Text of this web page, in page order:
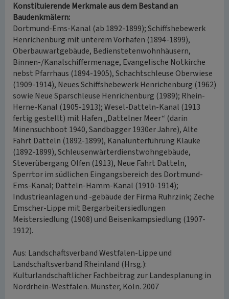
Konstituierende Merkmale aus dem Bestand an
Baudenkmälern:
Dortmund-Ems-Kanal (ab 1892-1899); Schiffshebewerk
Henrichenburg mit unterem Vorhafen (1894-1899),
Oberbauwartgebäude, Bedienstetenwohnhäusern,
Binnen-/Kanalschiffermenage, Evangelische Notkirche
nebst Pfarrhaus (1894-1905), Schachtschleuse Oberwiese
(1909-1914), Neues Schiffshebewerk Henrichenburg (1962)
sowie Neue Sparschleuse Henrichenburg (1989); Rhein-
Herne-Kanal (1905-1913); Wesel-Datteln-Kanal (1913
fertig gestellt) mit Hafen „Dattelner Meer“ (darin
Minensuchboot 1940, Sandbagger 1930er Jahre), Alte
Fahrt Datteln (1892-1899), Kanalunterführung Klauke
(1892-1899), Schleusenwärterdienstwohngebäude,
Steverübergang Olfen (1913), Neue Fahrt Datteln,
Sperrtor im südlichen Eingangsbereich des Dortmund-
Ems-Kanal; Datteln-Hamm-Kanal (1910-1914);
Industrieanlagen und -gebäude der Firma Ruhrzink; Zeche
Emscher-Lippe mit Bergarbeitersiedlungen
Meistersiedlung (1908) und Beisenkampsiedlung (1907-
1912).
Aus: Landschaftsverband Westfalen-Lippe und
Landschaftsverband Rheinland (Hrsg.):
Kulturlandschaftlicher Fachbeitrag zur Landesplanung in
Nordrhein-Westfalen. Münster, Köln. 2007